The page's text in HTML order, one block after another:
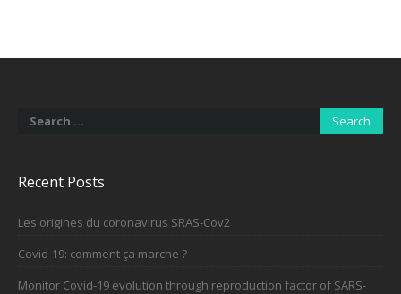
Search
Recent Posts
Les origines du coronavirus SRAS-Cov2
Covid-19: comment ça marche ?
Monitor Covid-19 evolution through reproduction factor of SARS-